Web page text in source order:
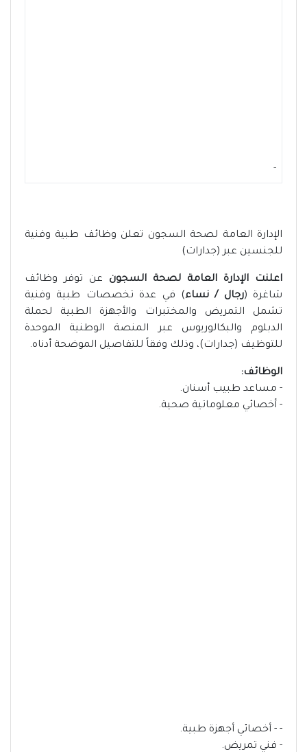
-
الإدارة العامة لصحة السجون تعلن وظائف طبية وفنية
للجنسين عبر (جدارات)
اعلنت الإدارة العامة لصحة السجون عن توفر وظائف
شاغرة (رجال / نساء) في عدة تخصصات طبية وفنية
تشمل التمريض والمختبرات والأجهزة الطبية لحملة
الدبلوم والبكالوريوس عبر المنصة الوطنية الموحدة
للتوظيف (جدارات)، وذلك وفقاً للتفاصيل الموضحة أدناه.
الوظائف:
- مساعد طبيب أسنان.
- أخصائي معلوماتية صحية.
- - أخصائي أجهزة طبية.
- فني تمريض.